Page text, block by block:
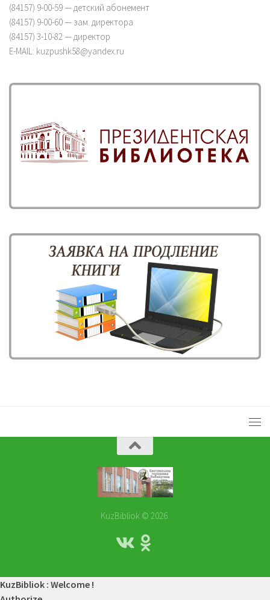
(84157) 9-00-59 — детский абонемент
(84157) 9-00-60 — зам. директора
(84157) 3-10-82 — директор
E-MAIL: kuzpushk58@yandex.ru
KuzBibliok © 2026.
KuzBibliok : Welcome !